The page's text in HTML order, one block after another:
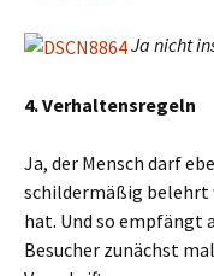
Ja nicht
4. Verhaltensregeln
Ja, der Mensch darf
schildermäßig belehrt
hat. Und so empfängt
Besucher zunächst